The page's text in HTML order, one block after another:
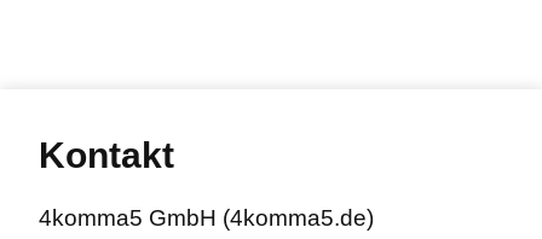
Kontakt
4komma5 GmbH (4komma5.de)